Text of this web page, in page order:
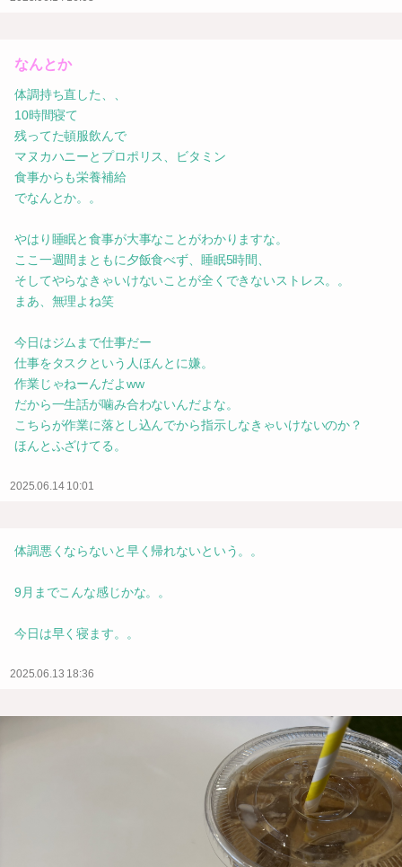
なんとか
体調持ち直した、、
10時間寝て
残ってた頓服飲んで
マヌカハニーとプロポリス、ビタミン
食事からも栄養補給
でなんとか。。
やはり睡眠と食事が大事なことがわかりますな。
ここ一週間まともに夕飯食べず、睡眠5時間、
そしてやらなきゃいけないことが全くできないストレス。。
まあ、無理よね笑
今日はジムまで仕事だー
仕事をタスクという人ほんとに嫌。
作業じゃねーんだよww
だから一生話が噛み合わないんだよな。
こちらが作業に落とし込んでから指示しなきゃいけないのか？
ほんとふざけてる。
2025.06.14 10:01
体調悪くならないと早く帰れないという。。
9月までこんな感じかな。。
今日は早く寝ます。。
2025.06.13 18:36